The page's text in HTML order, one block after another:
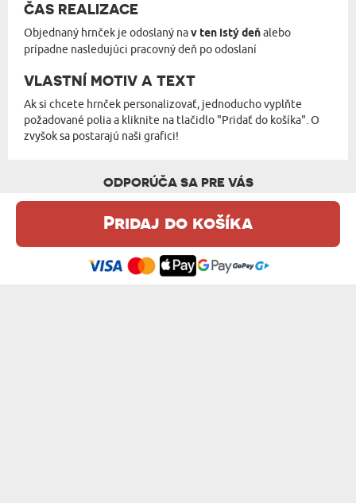
Pridaj do košíka
ČAS REALIZACE
Objednaný hrnček je odoslaný nav ten istý deňalebo
prípadne nasledujúci pracovný deň po odoslaní
VLASTNÍ MOTIV A TEXT
Ak si chcete hrnček personalizovať, jednoducho vyplňte
požadované polia a kliknite na tlačidlo "Pridať do košíka". O
zvyšok sa postarajú naši grafici!
ODPORÚČA SA PRE VÁS
Táto webová stránka používa súbory cookie. Podrobné informácie o
tejto téme nájdete v našom %s.
zásadách používania súborov cookie
Súhlasím